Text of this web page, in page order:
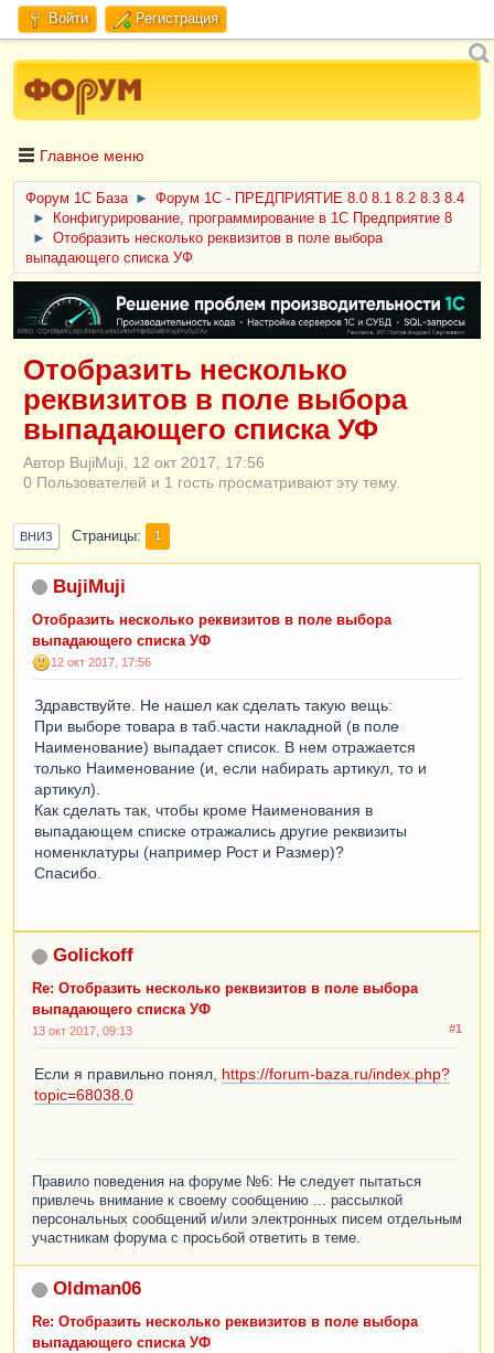
Войти Регистрация
Главное меню
Форум 1C База ►
Форум 1С - ПРЕДПРИЯТИЕ 8.0 8.1 8.2 8.3 8.4
►
Конфигурирование, программирование в 1С Предприятие 8
►
Отобразить несколько реквизитов в поле выбора
выпадающего списка УФ
ERID: CQH36pWzJqVJD4xVLsnhcU4hVPNjkBZe8KKxjJiYySyZAz
Отобразить несколько
реквизитов в поле выбора
выпадающего списка УФ
Автор BujiMuji, 12 окт 2017, 17:56
0 Пользователей и 1 гость просматривают эту тему.
ВНИЗ Страницы 1
BujiMuji
Отобразить несколько реквизитов в поле выбора
выпадающего списка УФ
12 окт 2017, 17:56
Здравствуйте. Не нашел как сделать такую вещь:
При выборе товара в таб.части накладной (в поле
Наименование) выпадает список. В нем отражается
только Наименование (и, если набирать артикул, то и
артикул).
Как сделать так, чтобы кроме Наименования в
выпадающем списке отражались другие реквизиты
номенклатуры (например Рост и Размер)?
Спасибо.
Golickoff
Re: Отобразить несколько реквизитов в поле выбора
выпадающего списка УФ
#1
13 окт 2017, 09:13
Если я правильно понял, https://forum-baza.ru/index.php?
topic=68038.0
Правило поведения на форуме №6: Не следует пытаться
привлечь внимание к своему сообщению ... рассылкой
персональных сообщений и/или электронных писем отдельным
участникам форума с просьбой ответить в теме.
Oldman06
Re: Отобразить несколько реквизитов в поле выбора
выпадающего списка УФ